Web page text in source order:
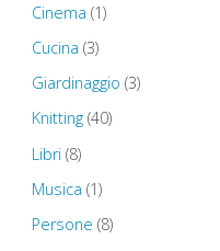
Cinema (1)
Cucina (3)
Giardinaggio (3)
Knitting(40)
Libri (8)
Musica (1)
Persone (8)